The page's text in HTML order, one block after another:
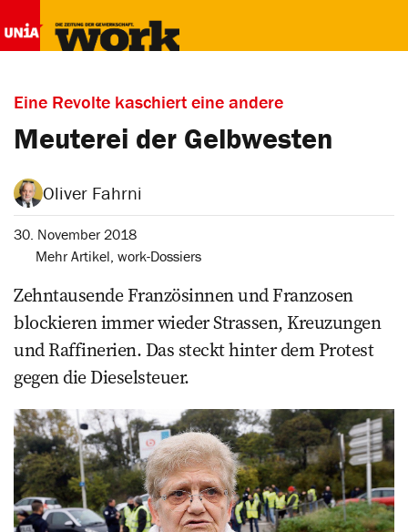
Eine Revolte kaschiert eine andere
Meuterei der Gelbwesten
Oliver Fahrni
30. November 2018
Mehr Artikel, work-Dossiers
Zehntausende Französinnen und Franzosen
blockieren immer wieder Strassen, Kreuzungen
und Raffinerien. Das steckt hinter dem Protest
gegen die Dieselsteuer.